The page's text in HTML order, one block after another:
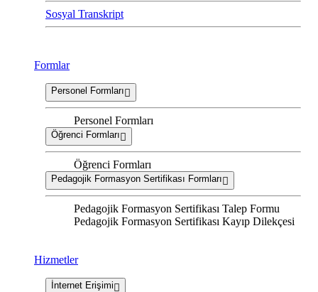
Sosyal Transkript
Formlar
Personel Formları
Personel Formları
Öğrenci Formları
Öğrenci Formları
Pedagojik Formasyon Sertifikası Formları
Pedagojik Formasyon Sertifikası Talep Formu
Pedagojik Formasyon Sertifikası Kayıp Dilekçesi
Hizmetler
İnternet Erişimi